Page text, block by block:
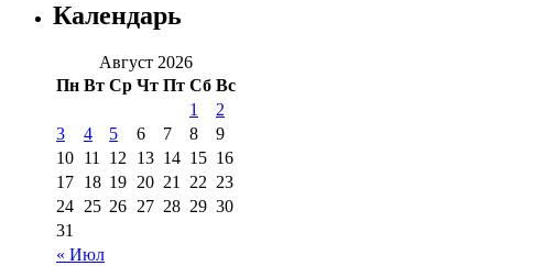
Календарь
Август 2026
Пн Вт Ср Чт Пт Сб Вс
« Июл
1
2
3
4 5 6 7 8
9
10 11 12 13 14 15 16
17 18 19 20 21 22 23
24 25 26 27 28 29 30
31